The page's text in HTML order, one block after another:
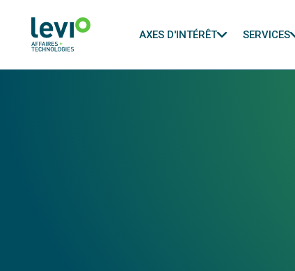
AXES D'INTÉRÊT SERVICES